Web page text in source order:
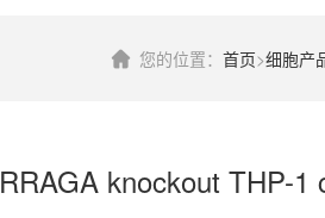
您的位置： 首页>细胞产
RRAGA knockout THP-1